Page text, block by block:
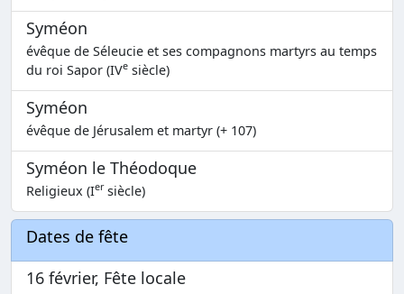
Syméon
évêque de Séleucie et ses compagnons martyrs au temps
du roi Sapor (IVe siècle)
Syméon
évêque de Jérusalem et martyr (+ 107)
Syméon le Théodoque
Religieux (Iersiècle)
Dates de fête
16 février, Fête locale